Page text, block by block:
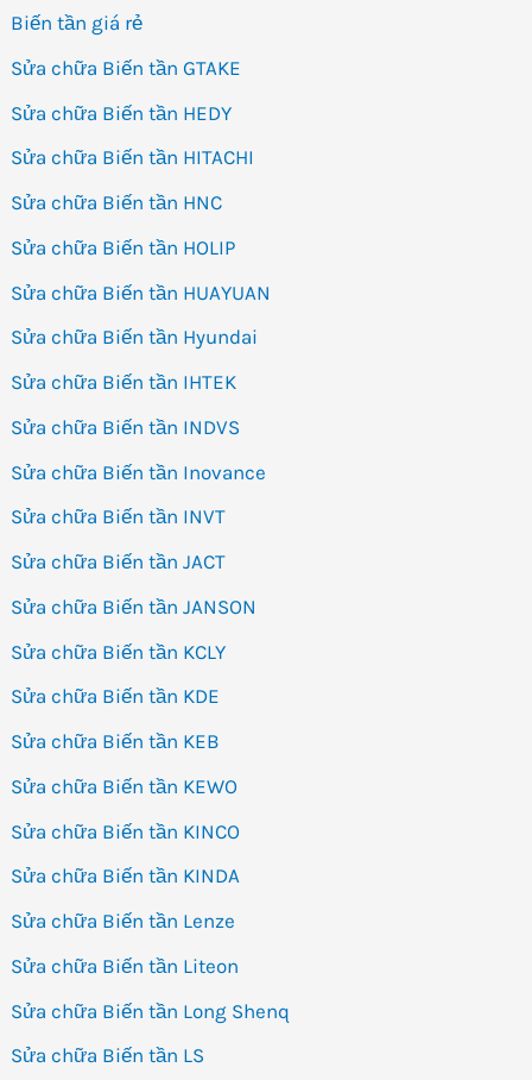
Biến tần giá rẻ
Sửa chữa Biến tần GTAKE
Sửa chữa Biến tần HEDY
Sửa chữa Biến tần HITACHI
Sửa chữa Biến tần HNC
Sửa chữa Biến tần HOLIP
Sửa chữa Biến tần HUAYUAN
Sửa chữa Biến tần Hyundai
Sửa chữa Biến tần IHTEK
Sửa chữa Biến tần INDVS
Sửa chữa Biến tần Inovance
Sửa chữa Biến tần INVT
Sửa chữa Biến tần JACT
Sửa chữa Biến tần JANSON
Sửa chữa Biến tần KCLY
Sửa chữa Biến tần KDE
Sửa chữa Biến tần KEB
Sửa chữa Biến tần KEWO
Sửa chữa Biến tần KINCO
Sửa chữa Biến tần KINDA
Sửa chữa Biến tần Lenze
Sửa chữa Biến tần Liteon
Sửa chữa Biến tần Long Shenq
Sửa chữa Biến tần LS